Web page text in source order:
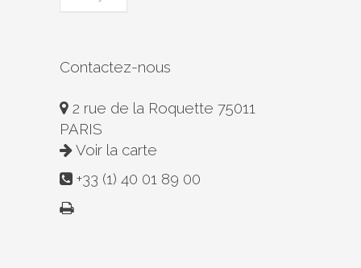
Contactez-nous
2 rue de la Roquette 75011
PARIS
Voir la carte
+33 (1) 40 01 89 00